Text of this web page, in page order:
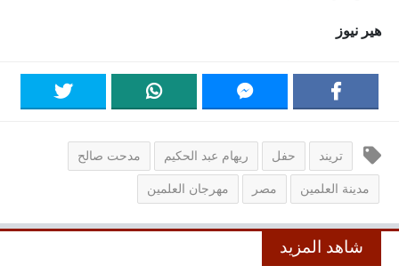
هير نيوز
تريند حفل ريهام عبد الحكيم مدحت صالح
مدينة العلمين مصر مهرجان العلمين
شاهد المزيد